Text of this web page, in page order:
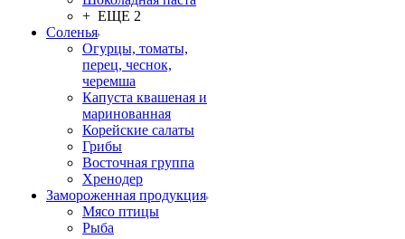
+ ЕЩЕ 2
Соленья
Огурцы, томаты,
перец, чеснок,
черемша
Капуста квашеная и
маринованная
Корейские салаты
Грибы
Восточная группа
Хренодер
Замороженная продукция
Мясо птицы
Рыба